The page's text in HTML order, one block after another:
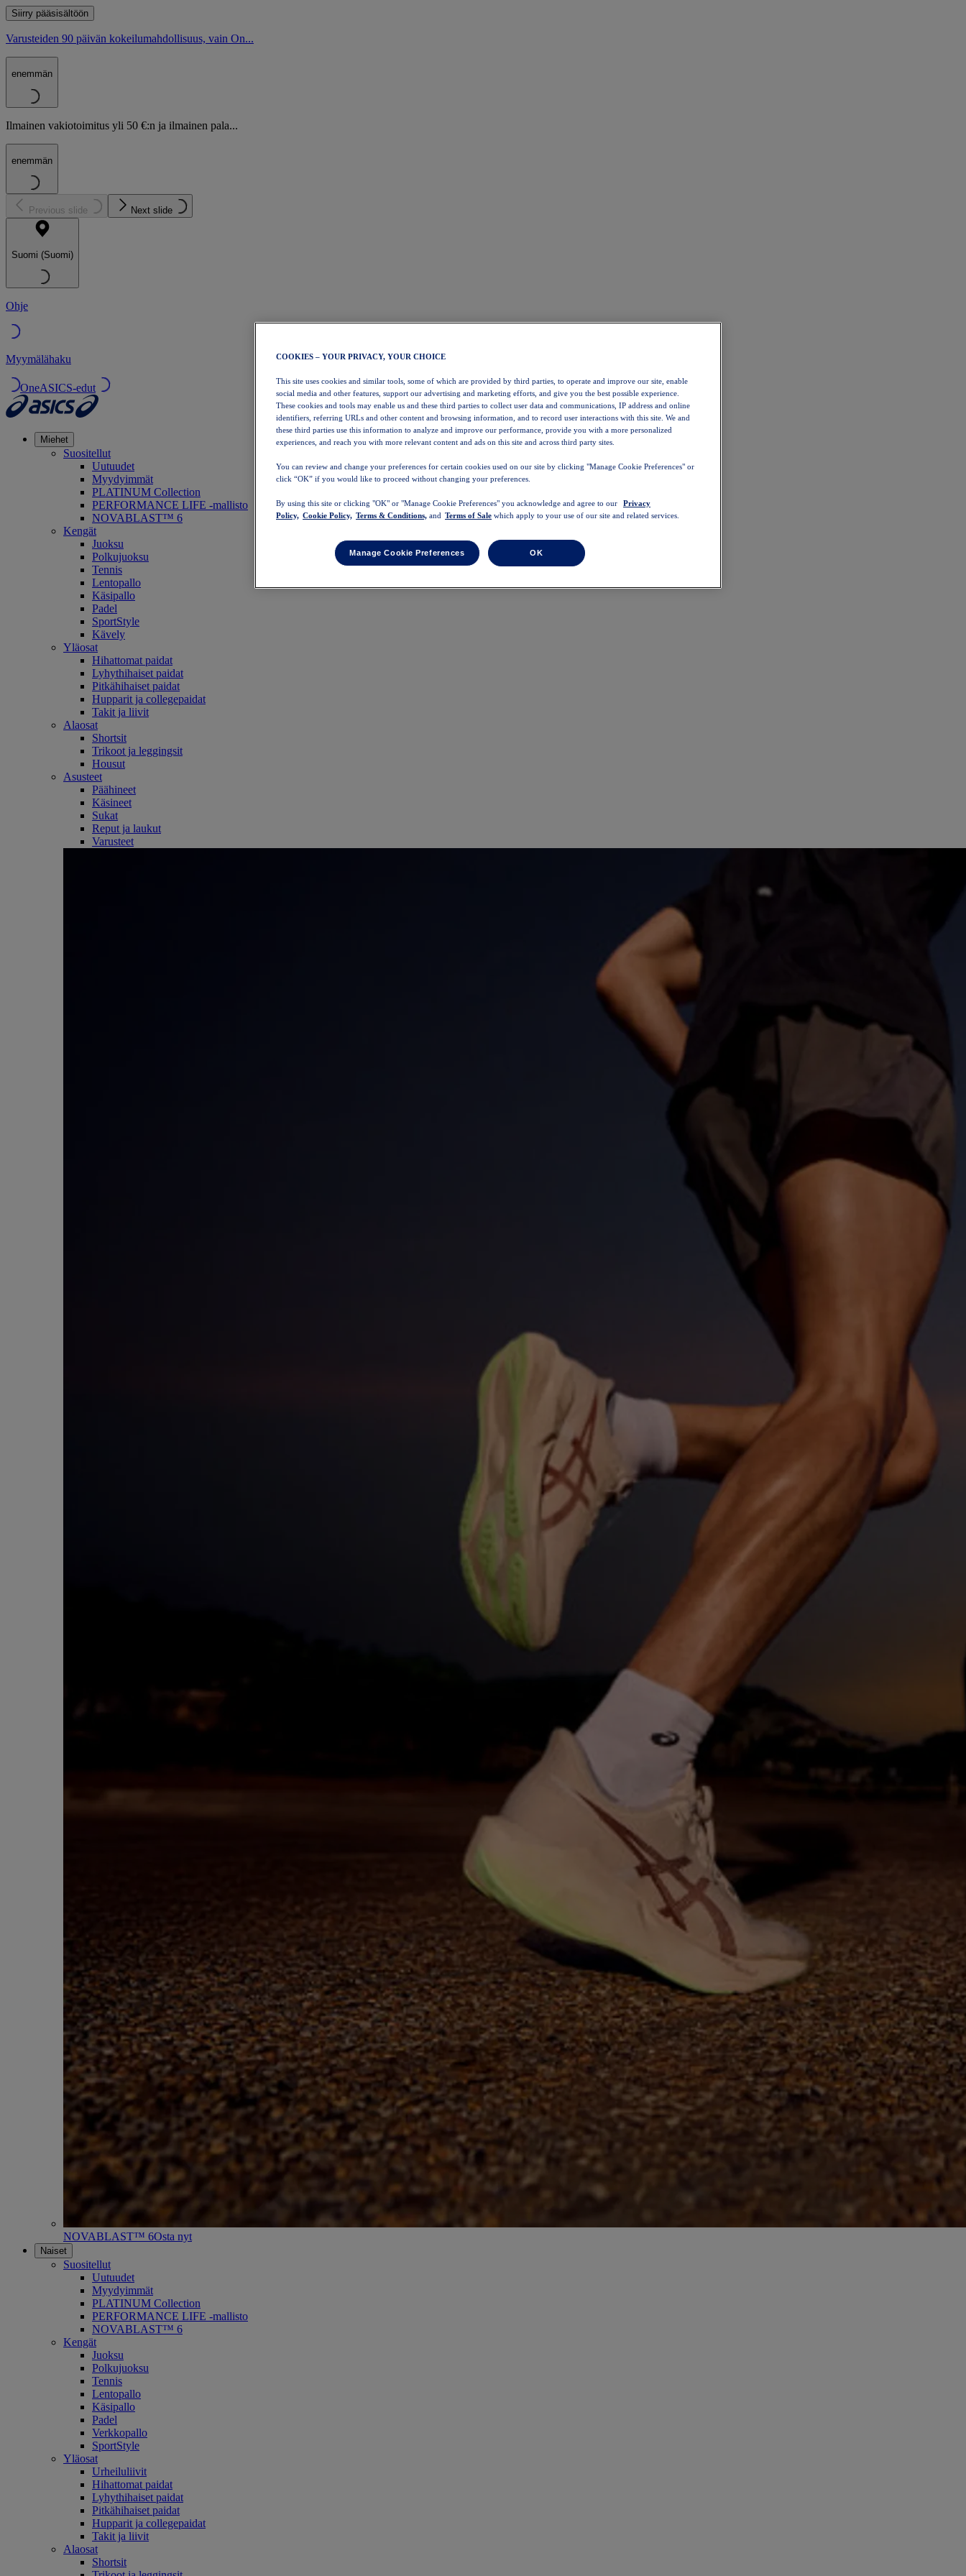
Siirry pääsisältöön
Varusteiden 90 päivän kokeilumahdollisuus, vain On...
enemmän
Ilmainen vakiotoimitus yli 50 €:n ja ilmainen pala...
enemmän
Previous slide Next slide
Suomi (Suomi)
Ohje
Myymälähaku
OneASICS-edut
Miehet
Suositellut
Uutuudet
Myydyimmät
PLATINUM Collection
PERFORMANCE LIFE -mallisto
NOVABLAST™ 6
Kengät
Juoksu
Polkujuoksu
Tennis
Lentopallo
Käsipallo
Padel
SportStyle
Kävely
Yläosat
Hihattomat paidat
Lyhythihaiset paidat
Pitkähihaiset paidat
Hupparit ja collegepaidat
Takit ja liivit
Alaosat
Shortsit
Trikoot ja leggingsit
Housut
Asusteet
Päähineet
Käsineet
Sukat
Reput ja laukut
Varusteet
NOVABLAST™ 6Osta nyt
Naiset
Suositellut
Uutuudet
Myydyimmät
PLATINUM Collection
PERFORMANCE LIFE -mallisto
NOVABLAST™ 6
Kengät
Juoksu
Polkujuoksu
Tennis
Lentopallo
Käsipallo
Padel
Verkkopallo
SportStyle
Yläosat
Urheiluliivit
Hihattomat paidat
Lyhythihaiset paidat
Pitkähihaiset paidat
Hupparit ja collegepaidat
Takit ja liivit
Alaosat
Shortsit
COOKIES – YOUR PRIVACY, YOUR CHOICE
This site uses cookies and similar tools, some of which are provided by third parties, to operate and improve our site, enable
social media and other features, support our advertising and marketing efforts, and give you the best possible experience.
These cookies and tools may enable us and these third parties to collect user data and communications, IP address and online
identifiers, referring URLs and other content and browsing information, and to record user interactions with this site. We and
these third parties use this information to analyze and improve our performance, provide you with a more personalized
experiences, and reach you with more relevant content and ads on this site and across third party sites.
You can review and change your preferences for certain cookies used on our site by clicking "Manage Cookie Preferences" or
click “OK” if you would like to proceed without changing your preferences.
By using this site or clicking "OK" or "Manage Cookie Preferences" you acknowledge and agree to our
Privacy
Policy, Cookie Policy, Terms & Conditions, and Terms of Sale which apply to your use of our site and related services.
Manage Cookie Preferences OK